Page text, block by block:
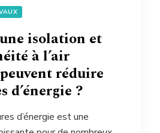
isolation et
à l’air
réduire
d’énergie ?
d’énergie est une